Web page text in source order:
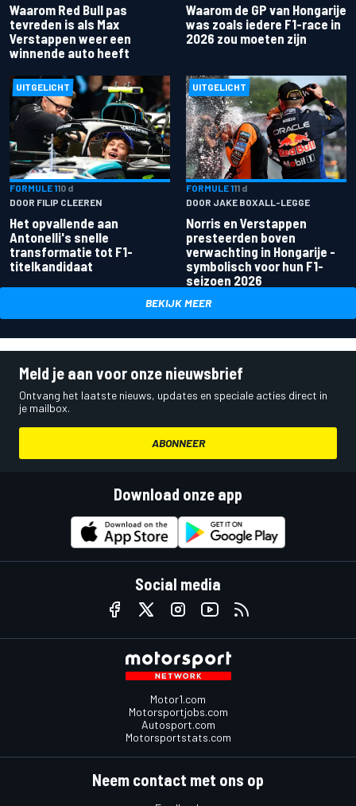
Waarom Red Bull pas
tevreden is als Max
Verstappen weer een
winnende auto heeft
Waarom de GP van Hongarije
was zoals iedere F1-race in
2026 zou moeten zijn
UITGELICHT
FORMULE 110 d
DOOR FILIP CLEEREN
Het opvallende aan
Antonelli's snelle
transformatie tot F1-
titelkandidaat
UITGELICHT
FORMULE 111 d
DOOR JAKE BOXALL-LEGGE
Norris en Verstappen
presteerden boven
verwachting in Hongarije -
symbolisch voor hun F1-
seizoen 2026
BEKIJK MEER
Meld je aan voor onze nieuwsbrief
Ontvang het laatste nieuws, updates en speciale acties direct in
je mailbox.
ABONNEER
Download onze app
Social media
Motor1.com
Motorsportjobs.com
Autosport.com
Motorsportstats.com
Neem contact met ons op